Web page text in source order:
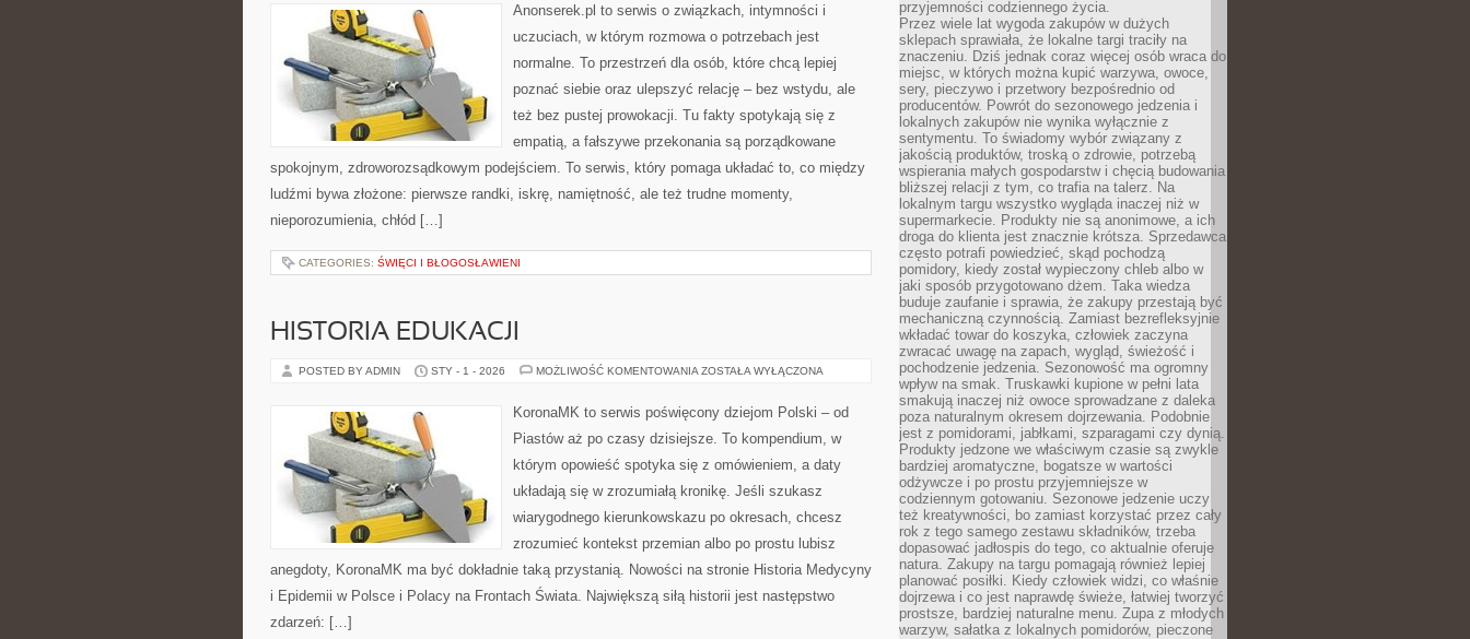
Anonserek.pl to serwis o związkach, intymności i
uczuciach, w którym rozmowa o potrzebach jest
normalne. To przestrzeń dla osób, które chcą lepiej
poznać siebie oraz ulepszyć relację – bez wstydu, ale
też bez pustej prowokacji. Tu fakty spotykają się z
empatią, a fałszywe przekonania są porządkowane
spokojnym, zdroworozsądkowym podejściem. To serwis, który pomaga układać to, co między
ludźmi bywa złożone: pierwsze randki, iskrę, namiętność, ale też trudne momenty,
nieporozumienia, chłód […]
CATEGORIES: ŚWIĘCI I BŁOGOSŁAWIENI
HISTORIA EDUKACJI
POSTED BY ADMIN STY - 1 - 2026 MOŻLIWOŚĆ KOMENTOWANIA HISTORIA
ZOSTAŁA WYŁĄCZONA
KoronaMK to serwis poświęcony dziejom Polski – od
Piastów aż po czasy dzisiejsze. To kompendium, w
którym opowieść spotyka się z omówieniem, a daty
układają się w zrozumiałą kronikę. Jeśli szukasz
wiarygodnego kierunkowskazu po okresach, chcesz
zrozumieć kontekst przemian albo po prostu lubisz
anegdoty, KoronaMK ma być dokładnie taką przystanią. Nowości na stronie Historia Medycyny
i Epidemii w Polsce i Polacy na Frontach Świata. Największą siłą historii jest następstwo
zdarzeń: […]
przyjemności codziennego życia.
Przez wiele lat wygoda zakupów w dużych
sklepach sprawiała, że lokalne targi traciły na
znaczeniu. Dziś jednak coraz więcej osób wraca do
miejsc, w których można kupić warzywa, owoce,
sery, pieczywo i przetwory bezpośrednio od
producentów. Powrót do sezonowego jedzenia i
lokalnych zakupów nie wynika wyłącznie z
sentymentu. To świadomy wybór związany z
jakością produktów, troską o zdrowie, potrzebą
wspierania małych gospodarstw i chęcią budowania
bliższej relacji z tym, co trafia na talerz. Na
lokalnym targu wszystko wygląda inaczej niż w
supermarkecie. Produkty nie są anonimowe, a ich
droga do klienta jest znacznie krótsza. Sprzedawca
często potrafi powiedzieć, skąd pochodzą
pomidory, kiedy został wypieczony chleb albo w
jaki sposób przygotowano dżem. Taka wiedza
buduje zaufanie i sprawia, że zakupy przestają być
mechaniczną czynnością. Zamiast bezrefleksyjnie
wkładać towar do koszyka, człowiek zaczyna
zwracać uwagę na zapach, wygląd, świeżość i
pochodzenie jedzenia. Sezonowość ma ogromny
wpływ na smak. Truskawki kupione w pełni lata
smakują inaczej niż owoce sprowadzane z daleka
poza naturalnym okresem dojrzewania. Podobnie
jest z pomidorami, jabłkami, szparagami czy dynią.
Produkty jedzone we właściwym czasie są zwykle
bardziej aromatyczne, bogatsze w wartości
odżywcze i po prostu przyjemniejsze w
codziennym gotowaniu. Sezonowe jedzenie uczy
też kreatywności, bo zamiast korzystać przez cały
rok z tego samego zestawu składników, trzeba
dopasować jadłospis do tego, co aktualnie oferuje
natura. Zakupy na targu pomagają również lepiej
planować posiłki. Kiedy człowiek widzi, co właśnie
dojrzewa i co jest naprawdę świeże, łatwiej tworzyć
prostsze, bardziej naturalne menu. Zupa z młodych
warzyw, sałatka z lokalnych pomidorów, pieczone